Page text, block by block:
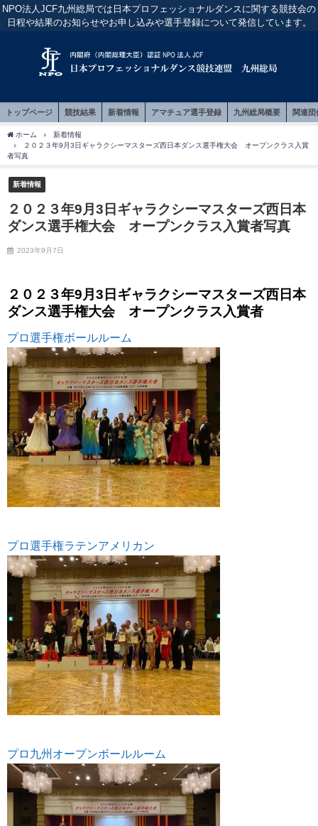
NPO法人JCF九州総局では日本プロフェッショナルダンスに関する競技会の
日程や結果のお知らせやお申し込みや選手登録について発信しています。
トップページ 競技結果 新着情報 アマチュア選手登録 九州総局概要 関連団
ホーム
新着情報
２０２３年9月3日ギャラクシーマスターズ西日本ダンス選手権大会 オープンクラス入賞
者写真
新着情報
２０２３年9月3日ギャラクシーマスターズ西日本
ダンス選手権大会 オープンクラス入賞者写真
2023年9月7日
２０２３年9月3日ギャラクシーマスターズ西日本
ダンス選手権大会 オープンクラス入賞者
プロ選手権ボールルーム
プロ選手権ラテンアメリカン
プロ九州オープンボールルーム